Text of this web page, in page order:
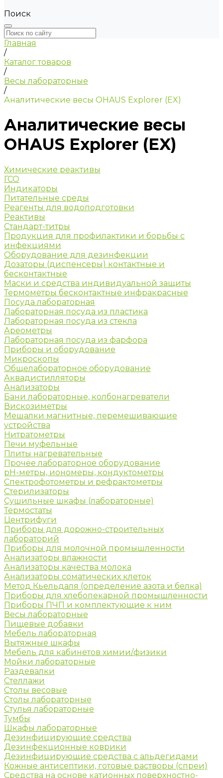
Поиск
Главная
/
Каталог товаров
/
Весы лабораторные
/
Аналитические весы OHAUS Explorer (EX)
Аналитические весы
OHAUS Explorer (EX)
Химические реактивы
ГСО
Индикаторы
Питательные среды
Реагенты для водоподготовки
Реактивы
Стандарт-титры
Продукция для профилактики и борьбы с
инфекциями
Оборудование для дезинфекции
Дозаторы (диспенсеры) контактные и
бесконтактные
Маски и средства индивидуальной защиты
Термометры бесконтактные инфракрасные
Посуда лабораторная
Лабораторная посуда из пластика
Лабораторная посуда из стекла
Ареометры
Лабораторная посуда из фарфора
Приборы и оборудование
Микроскопы
Общелабораторное оборудование
Аквадистилляторы
Анализаторы
Бани лабораторные, колбонагреватели
Вискозиметры
Мешалки магнитные, перемешивающие
устройства
Нитратометры
Печи муфельные
Плиты нагревательные
Прочее лабораторное оборудование
рН-метры, иономеры, кондуктометры
Спектрофотометры и рефрактометры
Стерилизаторы
Сушильные шкафы (лабораторные)
Термостаты
Центрифуги
Приборы для дорожно-строительных
лабораторий
Приборы для молочной промышленности
Анализаторы влажности
Анализаторы качества молока
Анализаторы соматических клеток
Метод Кьельдаля (определение азота и белка)
Приборы для хлебопекарной промышленности
Приборы ПЧП и комплектующие к ним
Весы лабораторные
Пищевые добавки
Мебель лабораторная
Вытяжные шкафы
Мебель для кабинетов химии/физики
Мойки лабораторные
Раздевалки
Стеллажи
Столы весовые
Столы лабораторные
Стулья лабораторные
Тумбы
Шкафы лабораторные
Дезинфицирующие средства
Дезинфекционные коврики
Дезинфицирующие средства с альдегидами
Кожные антисептики, готовые растворы (спреи)
Средства на основе катионных поверхностно-